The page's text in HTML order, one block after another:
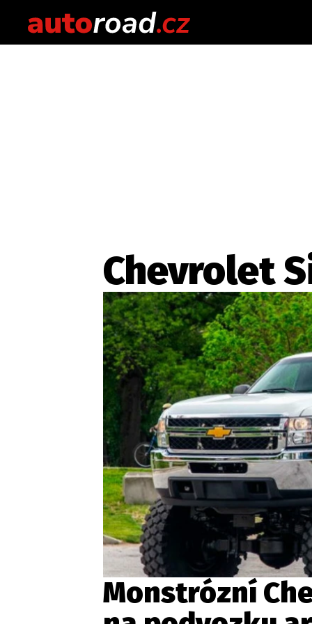
Etický kodex Kontakt
Provozovatelem serveru
Chevrolet
Monstrózní